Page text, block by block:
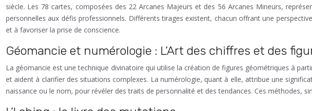
siècle. Les 78 cartes, composées des 22 Arcanes Majeurs et des 56 Arcanes Mineurs,
personnelles aux défis professionnels. Différents tirages existent, chacun offrant une
et à favoriser la prise de conscience.
Géomancie et numérologie : L’Art des chiffres et des
La géomancie est une technique divinatoire qui utilise la création de figures géométriques à
et aident à clarifier des situations complexes. La numérologie, quant à elle, attribue une
naissance ou le nom, pour révéler des traits de personnalité et des tendances. Ces méthodes,